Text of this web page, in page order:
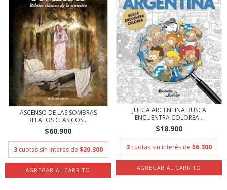
ASCENSO DE LAS SOMBRAS
RELATOS CLASICOS...
$60.900
3 cuotas sin interés de $20.300
JUEGA ARGENTINA BUSCA
ENCUENTRA COLOREA...
$18.900
3 cuotas sin interés de $6.300